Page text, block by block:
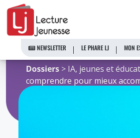
Aller
contenu
NEWSLETTER LE PHARE LJ MON
youpa
Accueil>Ressources de
Dossiers > IA, jeunes et
comprendre pour mieux